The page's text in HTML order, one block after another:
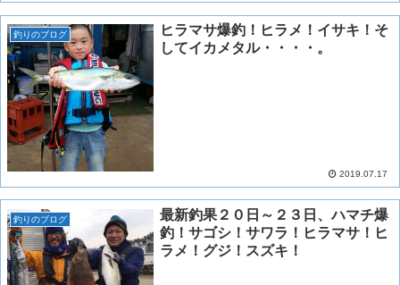
釣りのブログ
ヒラマサ爆釣！ヒラメ！イサキ！そ
してイカメタル・・・・。
2019.07.17
釣りのブログ
最新釣果２０日～２３日、ハマチ爆
釣！サゴシ！サワラ！ヒラマサ！ヒ
ラメ！グジ！スズキ！